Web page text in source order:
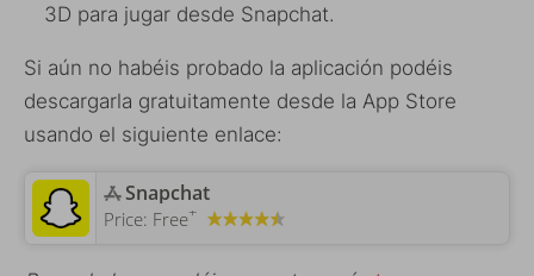
3D para jugar desde Snapchat.
Si aún no habéis probado la aplicación podéis
descargarla gratuitamente desde la App Store
usando el siguiente enlace:
‎Snapchat
Price: Free+